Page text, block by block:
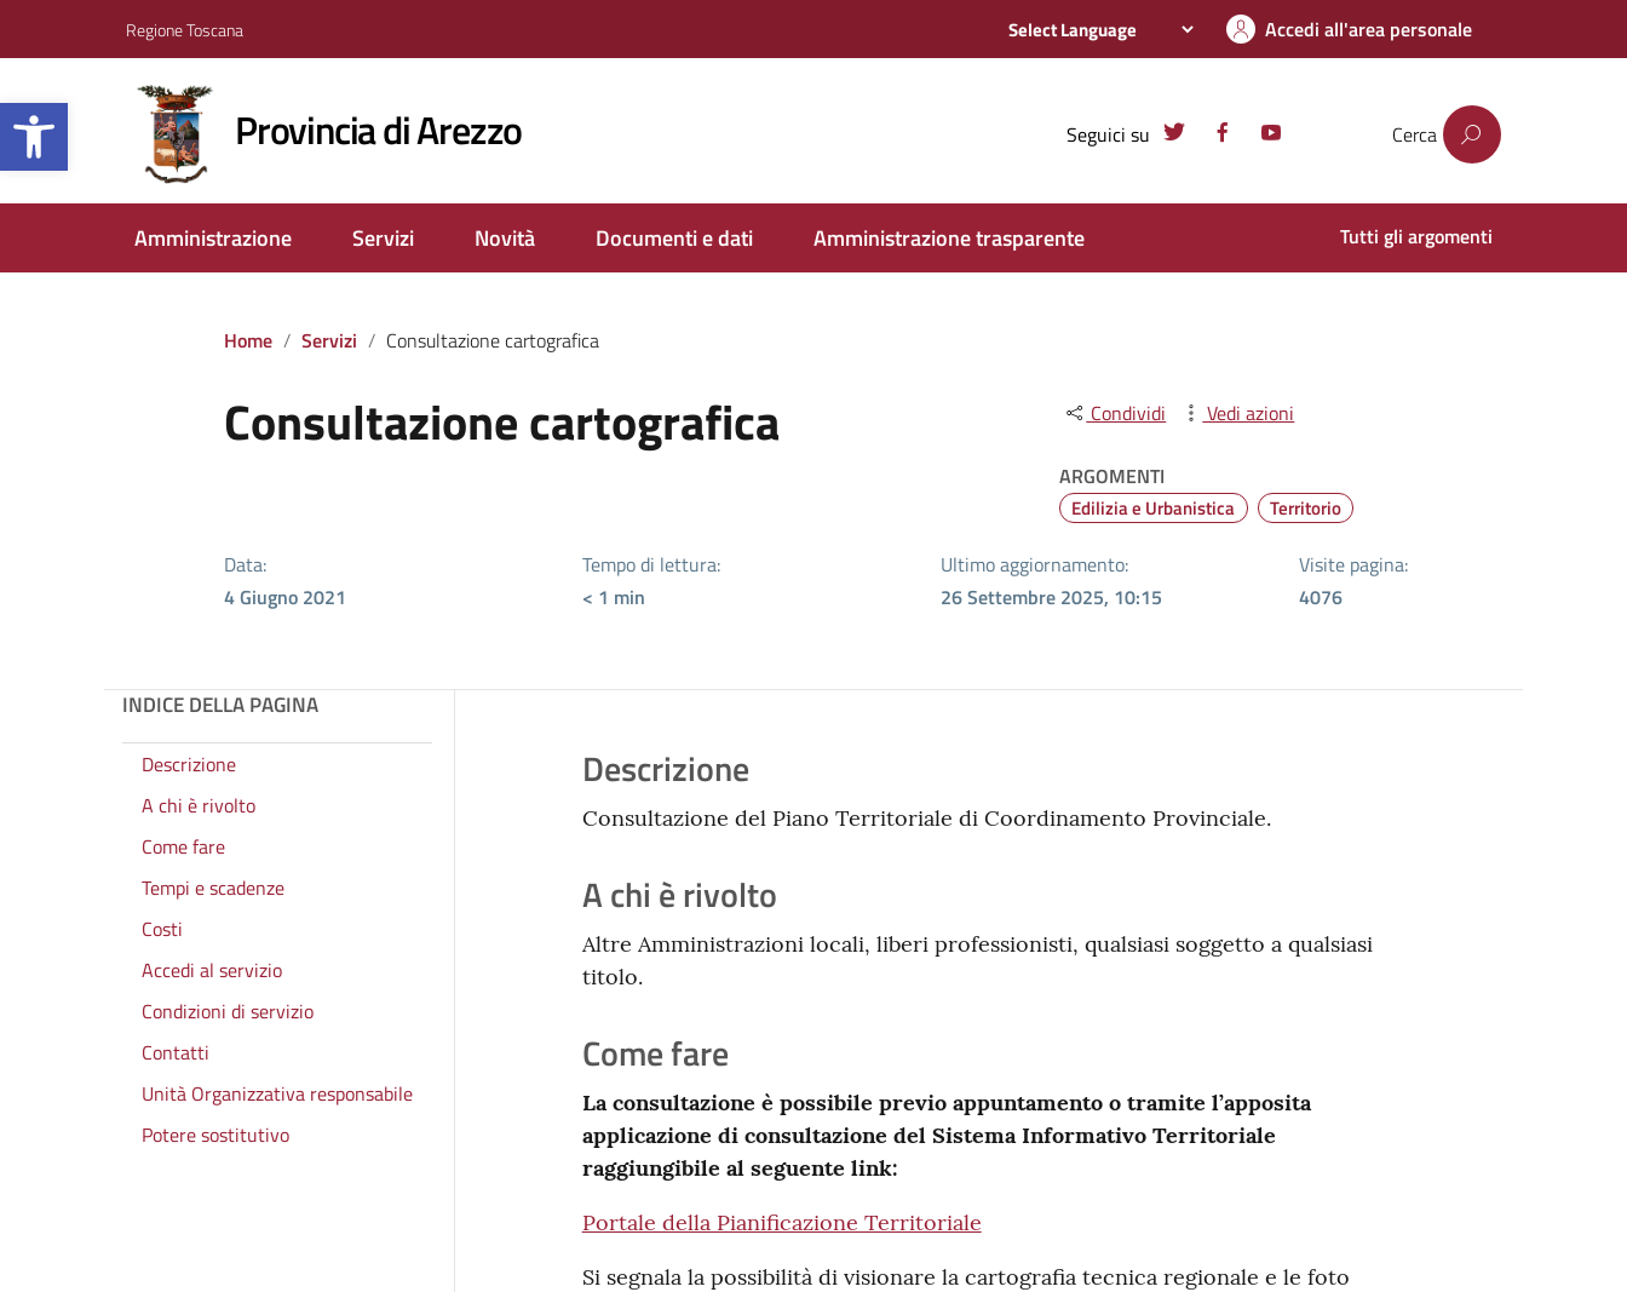
Apri la barra degli strumenti
Regione Toscana Accedi all'area personale
Provincia di Arezzo Seguici su Cerca
Amministrazione Servizi Novità Documenti e dati Amministrazione trasparente Tutti gli argomenti
Home Servizi Consultazione cartografica
Consultazione cartografica Condividi Vedi azioni
ARGOMENTI
Edilizia e Urbanistica Territorio
Data:
4 Giugno 2021
Tempo di lettura:
< 1 min
Ultimo aggiornamento:
26 Settembre 2025, 10:15
Visite pagina:
4076
INDICE DELLA PAGINA
Descrizione
A chi è rivolto
Come fare
Tempi e scadenze
Costi
Accedi al servizio
Condizioni di servizio
Contatti
Unità Organizzativa responsabile
Potere sostitutivo
Descrizione
Consultazione del Piano Territoriale di Coordinamento Provinciale.
A chi è rivolto
Altre Amministrazioni locali, liberi professionisti, qualsiasi soggetto a qualsiasi
titolo.
Come fare
La consultazione è possibile previo appuntamento o tramite l’apposita
applicazione di consultazione del Sistema Informativo Territoriale
raggiungibile al seguente link:
Portale della Pianificazione Territoriale
Si segnala la possibilità di visionare la cartografia tecnica regionale e le foto